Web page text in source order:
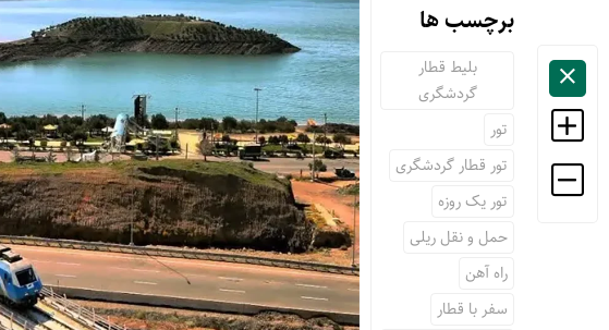
برچسب ها
بلیط قطار
گردشگری
تور
تور قطار گردشگری
تور یک روزه
حمل و نقل ریلی
راه آهن
سفر با قطار